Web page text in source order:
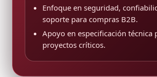
Enfoque en seguridad,
soporte para compras B2B.
Apoyo en especificación técnica
proyectos críticos.